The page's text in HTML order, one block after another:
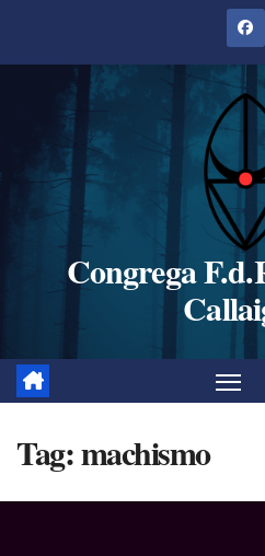
Congrega
Tag:machismo